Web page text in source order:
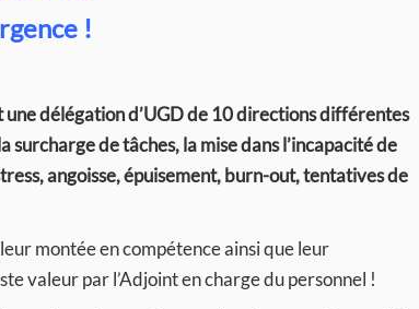
!
une délégation d’UGD de 10 directions différentes
surcharge de tâches, la mise dans l’incapacité de
angoisse, épuisement, burn-out, tentatives de
montée en compétence ainsi que leur
valeur par l’Adjoint en charge du personnel !